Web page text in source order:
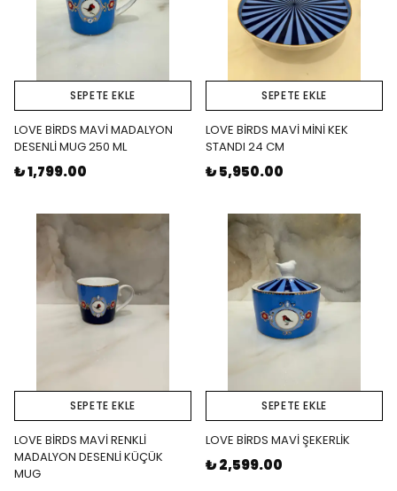
SEPETE EKLE
LOVE BİRDS MAVİ MADALYON
DESENLİ MUG 250 ML
₺ 1,799.00
SEPETE EKLE
LOVE BİRDS MAVİ MİNİ KEK
STANDI 24 CM
₺ 5,950.00
SEPETE EKLE
LOVE BİRDS MAVİ RENKLİ
MADALYON DESENLİ KÜÇÜK
MUG
SEPETE EKLE
LOVE BİRDS MAVİ ŞEKERLİK
₺ 2,599.00